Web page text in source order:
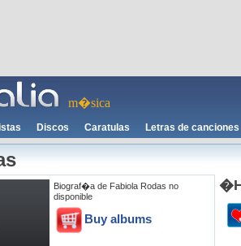
m�sica
Discos Caratulas Letras de canciones
Biograf�a de Fabiola Rodas no
disponible
Buy albums